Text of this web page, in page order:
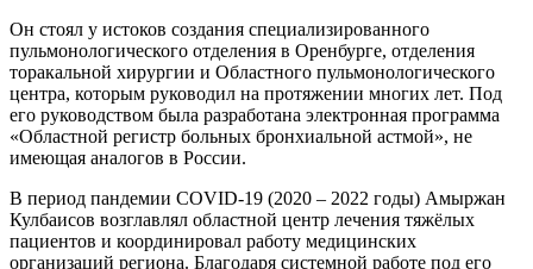
Он стоял у истоков создания специализированного
пульмонологического отделения в Оренбурге, отделения
торакальной хирургии и Областного пульмонологического
центра, которым руководил на протяжении многих лет. Под
его руководством была разработана электронная программа
«Областной регистр больных бронхиальной астмой», не
имеющая аналогов в России.
В период пандемии COVID-19 (2020 – 2022 годы) Амыржан
Кулбаисов возглавлял областной центр лечения тяжёлых
пациентов и координировал работу медицинских
организаций региона. Благодаря системной работе под его